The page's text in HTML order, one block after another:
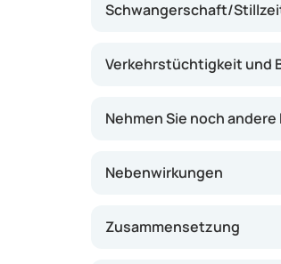
Schwangerschaft/
Verkehrstüchtigkeit und
Nehmen Sie noch
Nebenwirkungen
Zusammensetzung